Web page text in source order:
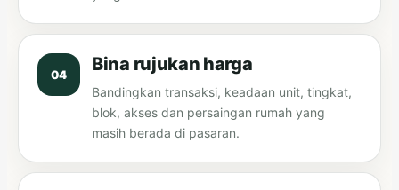
Bina rujukan harga
Bandingkan transaksi, keadaan unit, tingkat,
blok, akses dan persaingan rumah yang
masih berada di pasaran.